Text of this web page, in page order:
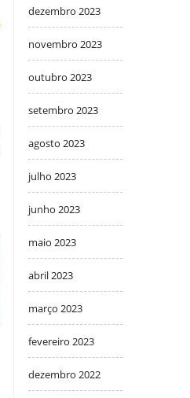
dezembro 2023
novembro 2023
outubro 2023
setembro 2023
agosto 2023
julho 2023
junho 2023
maio 2023
abril 2023
março 2023
fevereiro 2023
dezembro 2022